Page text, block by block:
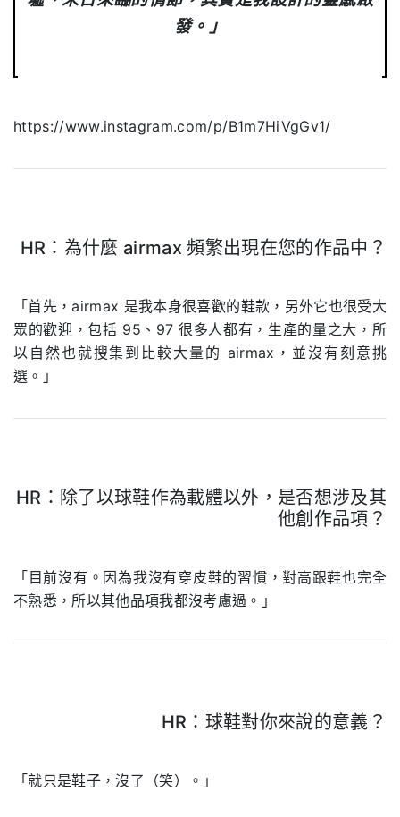
發。」
https://www.instagram.com/p/B1m7HiVgGv1/
HR：為什麼 airmax 頻繁出現在您的作品中？
「首先，airmax 是我本身很喜歡的鞋款，另外它也很受大
眾的歡迎，包括 95、97 很多人都有，生產的量之大，所
以自然也就搜集到比較大量的 airmax，並沒有刻意挑
選。」
HR：除了以球鞋作為載體以外，是否想涉及其
他創作品項？
「目前沒有。因為我沒有穿皮鞋的習慣，對高跟鞋也完全
不熟悉，所以其他品項我都沒考慮過。」
HR：球鞋對你來說的意義？
「就只是鞋子，沒了（笑）。」